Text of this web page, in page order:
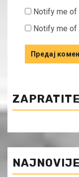
Notify me
Notify me
NAJNOVIJE